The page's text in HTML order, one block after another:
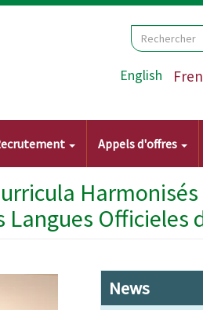
Search
Rechercher
English
Appels d'offres
Officieles
News